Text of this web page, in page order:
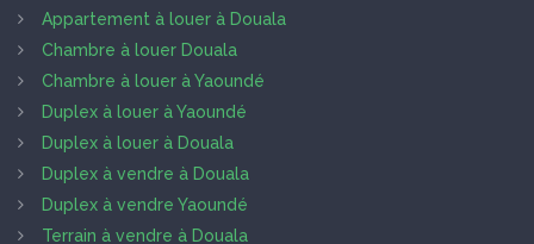
Appartement à louer à Douala
Chambre à louer Douala
Chambre à louer à Yaoundé
Duplex à louer à Yaoundé
Duplex à louer à Douala
Duplex à vendre à Douala
Duplex à vendre Yaoundé
Terrain à vendre à Douala